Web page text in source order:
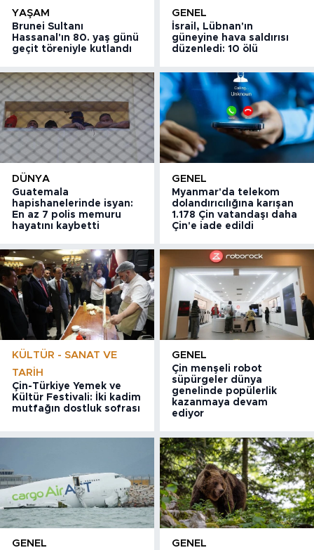
YAŞAM
Brunei Sultanı
Hassanal'ın 80. yaş günü
geçit töreniyle kutlandı
GENEL
İsrail, Lübnan'ın
güneyine hava saldırısı
düzenledi: 10 ölü
DÜNYA
Guatemala
hapishanelerinde isyan:
En az 7 polis memuru
hayatını kaybetti
GENEL
Myanmar'da telekom
dolandırıcılığına karışan
1.178 Çin vatandaşı daha
Çin'e iade edildi
KÜLTÜR - SANAT VE
TARIH
Çin-Türkiye Yemek ve
Kültür Festivali: İki kadim
mutfağın dostluk sofrası
GENEL
Çin menşeli robot
süpürgeler dünya
genelinde popülerlik
kazanmaya devam
ediyor
GENEL GENEL